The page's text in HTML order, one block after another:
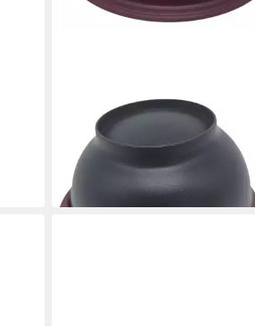
TUPPERWARE
Servierschale Tupperware Allegra
Schale 275 ml in merlot/anthrazit
11,90 €
lieferbar - in 3-4 Werktagen bei dir